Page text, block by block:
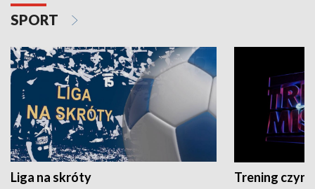
SPORT
Liga na skróty Trening czyni